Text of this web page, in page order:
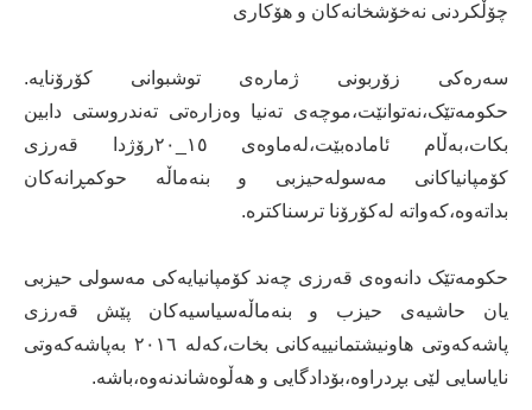
چۆڵکردنی نەخۆشخانەکان و هۆکاری
سەرەکی زۆربونی ژمارەی توشبوانی کۆرۆنایە.
حکومەتێک،نەتوانێت،موچەی تەنیا وەزارەتی تەندروستی دابین
بکات،بەڵام ئامادەبێت،لەماوەی ۱٥_۲٠رۆژدا قەرزی
کۆمپانیاکانی مەسولەحیزبی و بنەماڵە حوکمڕانەکان
بداتەوە،کەواتە لەکۆرۆنا ترسناکترە.
حکومەتێک دانەوەی قەرزی چەند کۆمپانیایەکی مەسولی حیزبی
یان حاشیەی حیزب و بنەماڵەسیاسیەکان پێش قەرزی
پاشەکەوتی هاونیشتمانییەکانی بخات،کەلە ۲٠۱٦ بەپاشەکەوتی
نایاسایی لێی بڕدراوە،بۆدادگایی و هەڵوەشاندنەوە،باشە.